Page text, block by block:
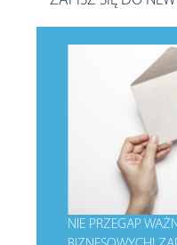
NIE PRZEGAP